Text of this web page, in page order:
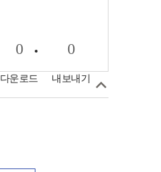
0
다운로드
0
내보내기